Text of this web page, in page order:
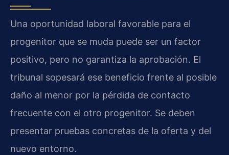
Una oportunidad laboral favorable para el
progenitor que se muda puede ser un factor
positivo, pero no garantiza la aprobación. El
tribunal sopesará ese beneficio frente al posible
daño al menor por la pérdida de contacto
frecuente con el otro progenitor. Se deben
presentar pruebas concretas de la oferta y del
nuevo entorno.